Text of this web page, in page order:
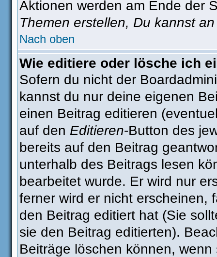
Aktionen werden am Ende der
Themen erstellen, Du kannst
Nach oben
Wie editiere oder lösche ich
Sofern du nicht der
kannst du nur deine eigenen
einen Beitrag editieren
auf den Editieren-Button des
bereits auf den Beitrag
unterhalb des Beitrags lesen
bearbeitet wurde. Er wird nur
ferner wird er nicht erscheinen,
den Beitrag editiert hat (Sie
sie den Beitrag editierten).
Beiträge löschen können,